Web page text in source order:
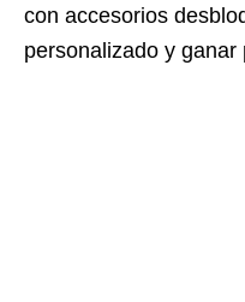
con accesorios
personalizado y ganar